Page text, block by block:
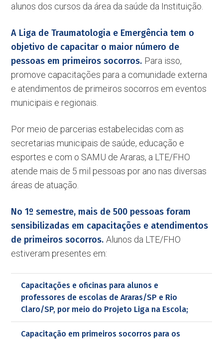
alunos dos cursos da área da saúde da Instituição.
A Liga de Traumatologia e Emergência tem o
objetivo de capacitar o maior número de
pessoas em primeiros socorros. Para isso,
promove capacitações para a comunidade externa
e atendimentos de primeiros socorros em eventos
municipais e regionais.
Por meio de parcerias estabelecidas com as
secretarias municipais de saúde, educação e
esportes e com o SAMU de Araras, a LTE/FHO
atende mais de 5 mil pessoas por ano nas diversas
áreas de atuação.
No 1º semestre, mais de 500 pessoas foram
sensibilizadas em capacitações e atendimentos
de primeiros socorros.Alunos da LTE/FHO
estiveram presentes em:
Capacitações e oficinas para alunos e
professores de escolas de Araras/SP e Rio
Claro/SP, por meio do Projeto Liga na Escola;
Capacitação em primeiros socorros para os